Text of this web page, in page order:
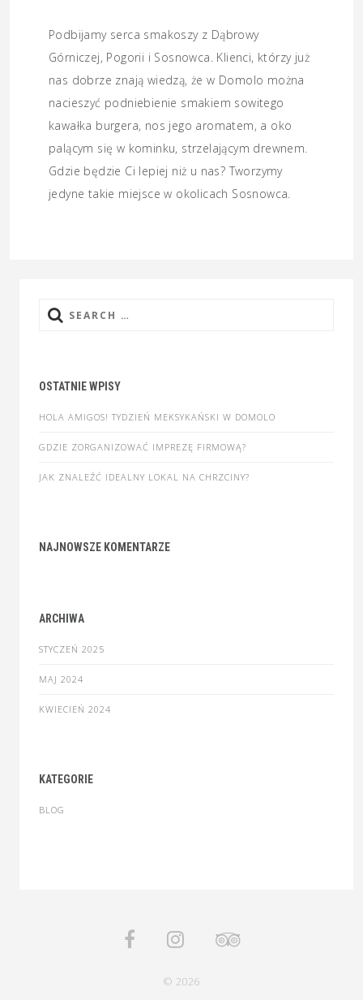
Podbijamy serca smakoszy z Dąbrowy
Górniczej, Pogorii i Sosnowca. Klienci, którzy już
nas dobrze znają wiedzą, że w Domolo można
nacieszyć podniebienie smakiem sowitego
kawałka burgera, nos jego aromatem, a oko
palącym się w kominku, strzelającym drewnem.
Gdzie będzie Ci lepiej niż u nas? Tworzymy
jedyne takie miejsce w okolicach Sosnowca.
Search
OSTATNIE WPISY
HOLA AMIGOS! TYDZIEŃ MEKSYKAŃSKI W DOMOLO
GDZIE ZORGANIZOWAĆ IMPREZĘ FIRMOWĄ?
JAK ZNALEŹĆ IDEALNY LOKAL NA CHRZCINY?
NAJNOWSZE KOMENTARZE
ARCHIWA
STYCZEŃ 2025
MAJ 2024
KWIECIEŃ 2024
KATEGORIE
BLOG
© 2026